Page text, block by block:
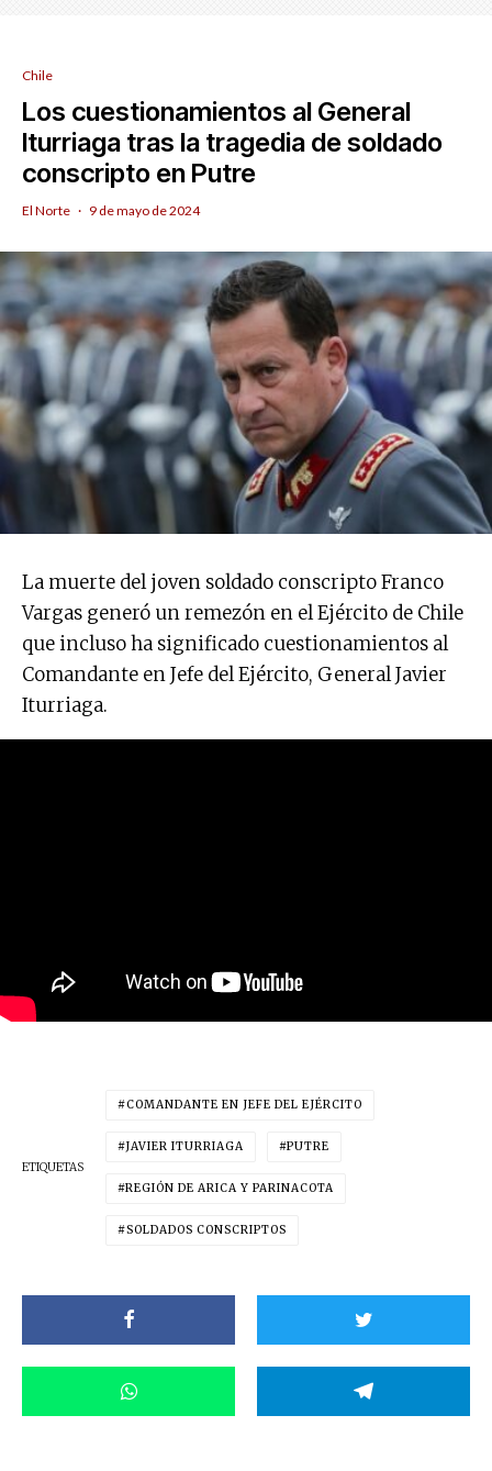
Chile
Los cuestionamientos al General
Iturriaga tras la tragedia de soldado
conscripto en Putre
El Norte · 9 de mayo de 2024
La muerte del joven soldado conscripto Franco
Vargas generó un remezón en el Ejército de Chile
que incluso ha significado cuestionamientos al
Comandante en Jefe del Ejército, General Javier
Iturriaga.
ETIQUETAS
COMANDANTE EN JEFE DEL EJÉRCITO
JAVIER ITURRIAGA PUTRE
REGIÓN DE ARICA Y PARINACOTA
SOLDADOS CONSCRIPTOS